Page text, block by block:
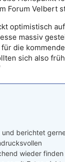
Forum Velbert
optimistisch
massiv
die kommende
sich also
und berichtet
wieder finden